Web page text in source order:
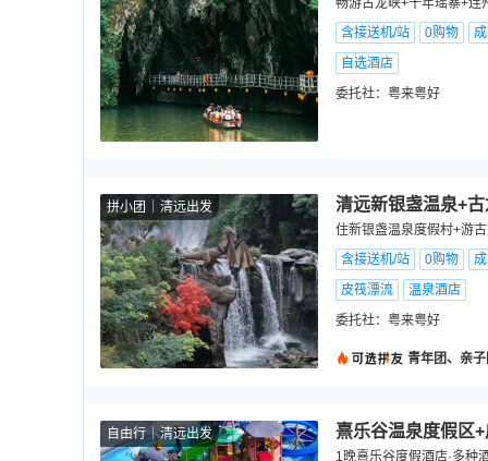
畅游古龙峡+千年瑶寨+连
含接送机/站
0购物
自选酒店
委托社： 粤来粤好
拼小团 清远出发 清远新银盏温泉+
住新银盏温泉度假村+游
含接送机/站
0购物
皮筏漂流
温泉酒店
委托社： 粤来粤好
青年团、亲
自由行 清远出发 熹乐谷温泉度假区
1晚熹乐谷度假酒店·多种